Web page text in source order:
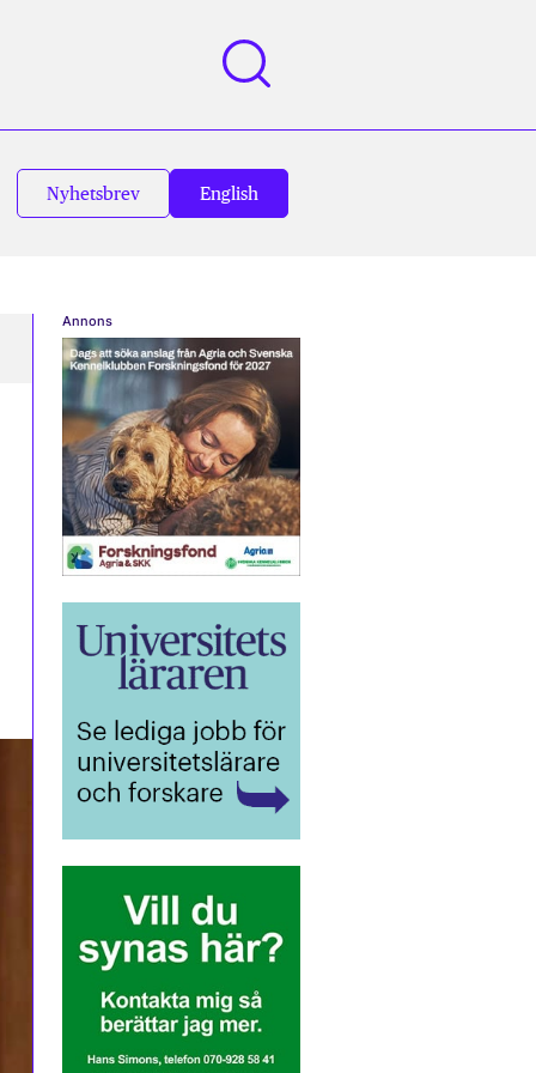
Nyhetsbrev English
Annons